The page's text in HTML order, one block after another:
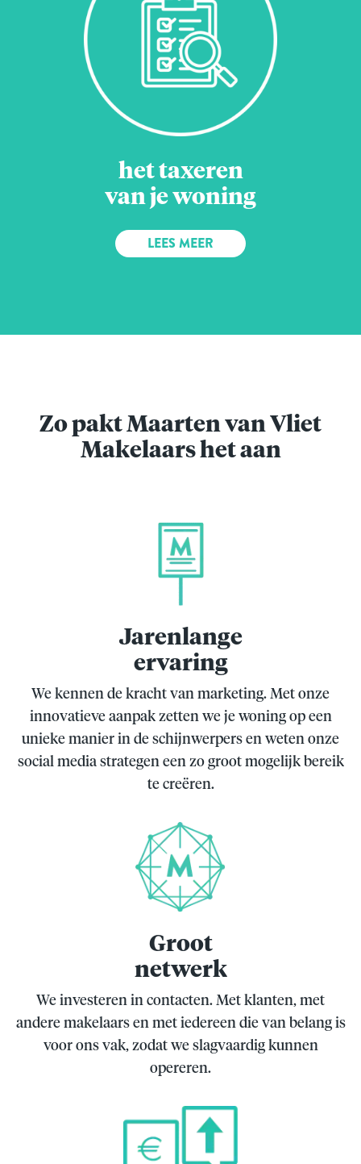
het taxeren
van je woning
LEES MEER
Zo pakt Maarten van Vliet
Makelaars het aan
Jarenlange
ervaring
We kennen de kracht van marketing. Met onze
innovatieve aanpak zetten we je woning op een
unieke manier in de schijnwerpers en weten onze
social media strategen een zo groot mogelijk bereik
te creëren.
Groot
netwerk
We investeren in contacten. Met klanten, met
andere makelaars en met iedereen die van belang is
voor ons vak, zodat we slagvaardig kunnen
opereren.